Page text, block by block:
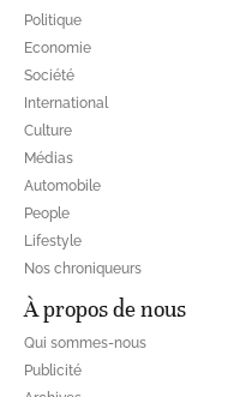
Politique
Economie
Société
International
Culture
Médias
Automobile
People
Lifestyle
Nos chroniqueurs
À propos de nous
Qui sommes-nous
Publicité